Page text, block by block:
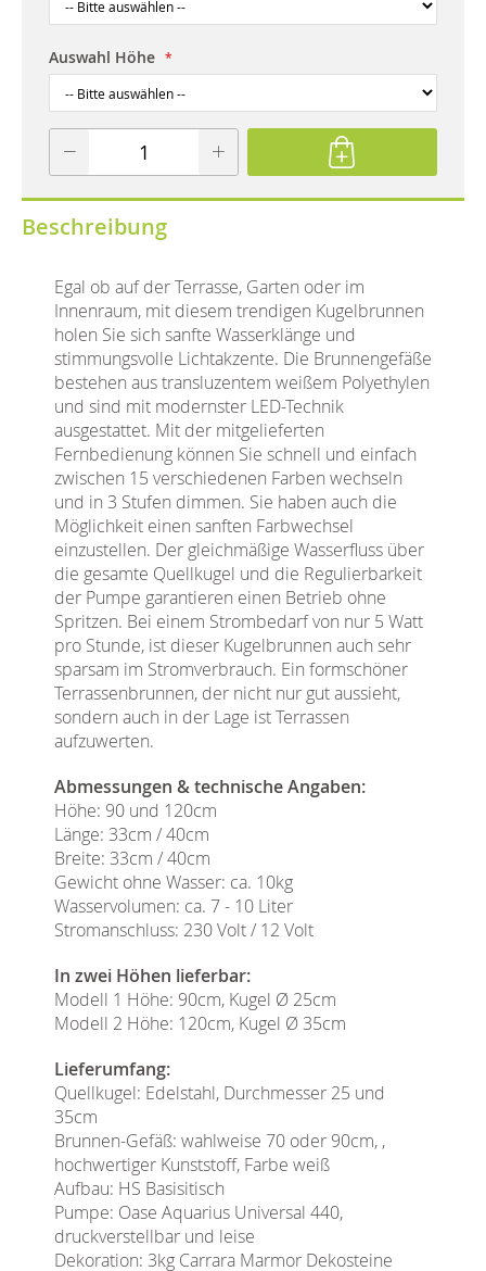
Auswahl Höhe
Beschreibung
Egal ob auf der Terrasse, Garten oder im
Innenraum, mit diesem trendigen Kugelbrunnen
holen Sie sich sanfte Wasserklänge und
stimmungsvolle Lichtakzente. Die Brunnengefäße
bestehen aus transluzentem weißem Polyethylen
und sind mit modernster LED-Technik
ausgestattet. Mit der mitgelieferten
Fernbedienung können Sie schnell und einfach
zwischen 15 verschiedenen Farben wechseln
und in 3 Stufen dimmen. Sie haben auch die
Möglichkeit einen sanften Farbwechsel
einzustellen. Der gleichmäßige Wasserfluss über
die gesamte Quellkugel und die Regulierbarkeit
der Pumpe garantieren einen Betrieb ohne
Spritzen. Bei einem Strombedarf von nur 5 Watt
pro Stunde, ist dieser Kugelbrunnen auch sehr
sparsam im Stromverbrauch. Ein formschöner
Terrassenbrunnen, der nicht nur gut aussieht,
sondern auch in der Lage ist Terrassen
aufzuwerten.
Abmessungen & technische Angaben:
Höhe: 90 und 120cm
Länge: 33cm / 40cm
Breite: 33cm / 40cm
Gewicht ohne Wasser: ca. 10kg
Wasservolumen: ca. 7 - 10 Liter
Stromanschluss: 230 Volt / 12 Volt
In zwei Höhen lieferbar:
Modell 1 Höhe: 90cm, Kugel Ø 25cm
Modell 2 Höhe: 120cm, Kugel Ø 35cm
Lieferumfang:
Quellkugel: Edelstahl, Durchmesser 25 und
35cm
Brunnen-Gefäß: wahlweise 70 oder 90cm, ,
hochwertiger Kunststoff, Farbe weiß
Aufbau: HS Basisitisch
Pumpe: Oase Aquarius Universal 440,
druckverstellbar und leise
Dekoration: 3kg Carrara Marmor Dekosteine